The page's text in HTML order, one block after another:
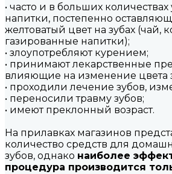
• часто и в больших
напитки, постепенно
желтоватый цвет на зубах (чай,
газированные напитки);
• злоупотребляют курением;
• принимают лекарственные
влияющие на изменение цвета
• проходили лечение зубов,
• переносили травму зубов;
• имеют преклонный возраст.
На прилавках магазинов
количество средств для
зубов, однако наиболее
процедура производится